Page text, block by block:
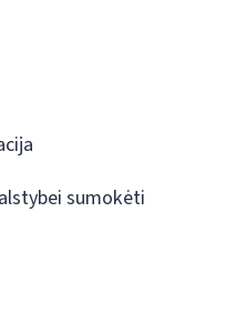
sumokėti